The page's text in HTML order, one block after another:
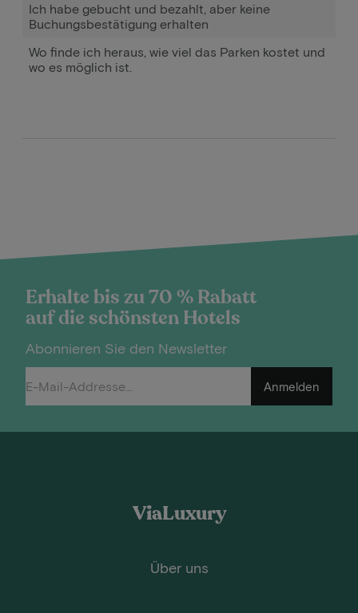
Ich habe gebucht und bezahlt, aber keine
Buchungsbestätigung erhalten
Wo finde ich heraus, wie viel das Parken kostet und
wo es möglich ist.
Erhalte bis zu 70 % Rabatt
auf die schönsten Hotels
Abonnieren Sie den Newsletter
Anmelden
ViaLuxury
Über uns